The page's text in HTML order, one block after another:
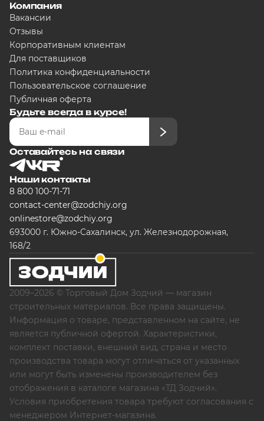
Компания
Вакансии
Отзывы
Корпоративным клиентам
Для поставщиков
Политика конфиденциальности
Пользовательское соглашение
Публичная оферта
Будьте всегда в курсе!
Оставайтесь на связи
Наши контакты
8 800 100-71-71
contact-center@zodchiy.org
onlinestore@zodchiy.org
693000 г. Южно-Сахалинск, ул. Железнодорожная,
168/2
2009–2026 © Торговый Дом Зодчий — магазин
строительных материалов. Все права защищены.
Информация о товаре, представленном на сайте, не
является публичной офертой. Характеристики,
комплект поставки, внешний вид, страна и место
производства товара могут отличаться от указанных
или могут быть изменены производителем без
отображения в каталоге магазина «ТД Зодчий».
Условия приобретения товара требуют согласования с
менеджером Интернет-магазина.